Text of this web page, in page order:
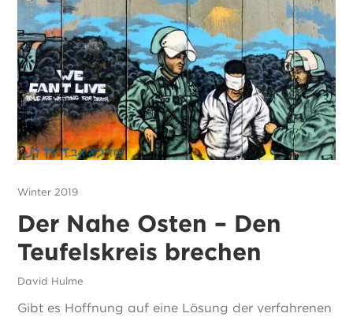
Winter 2019
Der Nahe Osten – Den
Teufelskreis brechen
David Hulme
Gibt es Hoffnung auf eine Lösung der verfahrenen